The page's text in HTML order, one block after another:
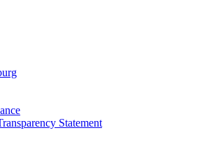
Statement